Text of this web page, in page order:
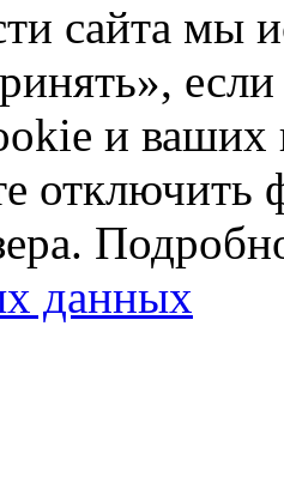
сайта мы
если
и
отключить
данных